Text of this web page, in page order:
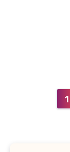
1